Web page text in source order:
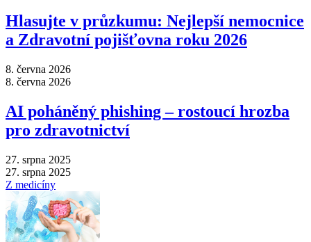
Hlasujte v průzkumu: Nejlepší nemocnice
a Zdravotní pojišťovna roku 2026
8. června 2026
8. června 2026
AI poháněný phishing –⁠ rostoucí hrozba
pro zdravotnictví
27. srpna 2025
27. srpna 2025
Z medicíny